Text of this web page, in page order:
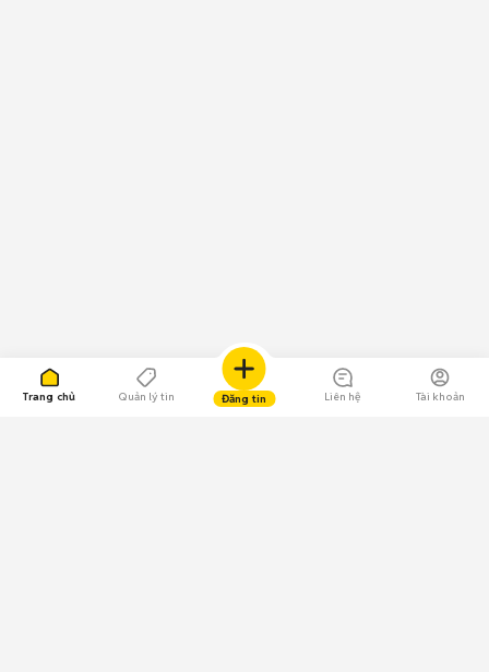
Trang chủ Quản lý tin Đăng tin Liên hệ Tài khoản